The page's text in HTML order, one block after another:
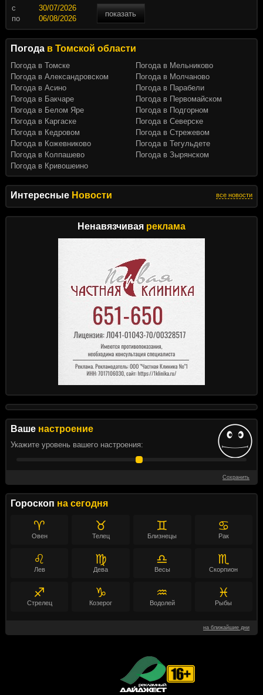
Интересные Новости все новости
Ненавязчивая реклама
Ваше настроение
Укажите уровень вашего настроения:
Сохранить
Гороскоп на сегодня
♈
Овен
♉
Телец
♊
Близнецы
♋
Рак
♌
Лев
♍
Дева
♎
Весы
♏
Скорпион
♐
Стрелец
♑
Козерог
♒
Водолей
♓
Рыбы
на ближайшие дни
c
показать
по
Погода в Томской области
Погода в Томске
Погода в Александровском
Погода в Асино
Погода в Бакчаре
Погода в Белом Яре
Погода в Каргаске
Погода в Кедровом
Погода в Кожевниково
Погода в Колпашево
Погода в Кривошеино
Погода в Мельниково
Погода в Молчаново
Погода в Парабели
Погода в Первомайском
Погода в Подгорном
Погода в Северске
Погода в Стрежевом
Погода в Тегульдете
Погода в Зырянском